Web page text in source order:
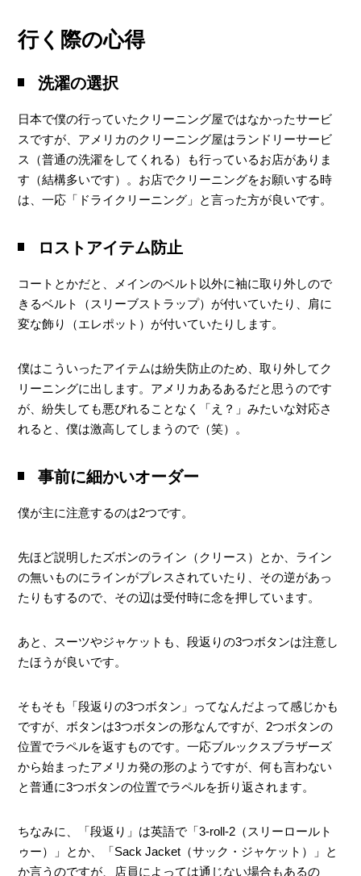
行く際の心得
洗濯の選択
日本で僕の行っていたクリーニング屋ではなかったサービ
スですが、アメリカのクリーニング屋はランドリーサービ
ス（普通の洗濯をしてくれる）も行っているお店がありま
す（結構多いです）。お店でクリーニングをお願いする時
は、一応「ドライクリーニング」と言った方が良いです。
ロストアイテム防止
コートとかだと、メインのベルト以外に袖に取り外しので
きるベルト（スリーブストラップ）が付いていたり、肩に
変な飾り（エレポット）が付いていたりします。
僕はこういったアイテムは紛失防止のため、取り外してク
リーニングに出します。アメリカあるあるだと思うのです
が、紛失しても悪びれることなく「え？」みたいな対応さ
れると、僕は激高してしまうので（笑）。
事前に細かいオーダー
僕が主に注意するのは2つです。
先ほど説明したズボンのライン（クリース）とか、ライン
の無いものにラインがプレスされていたり、その逆があっ
たりもするので、その辺は受付時に念を押しています。
あと、スーツやジャケットも、段返りの3つボタンは注意し
たほうが良いです。
そもそも「段返りの3つボタン」ってなんだよって感じかも
ですが、ボタンは3つボタンの形なんですが、2つボタンの
位置でラペルを返すものです。一応ブルックスブラザーズ
から始まったアメリカ発の形のようですが、何も言わない
と普通に3つボタンの位置でラペルを折り返されます。
ちなみに、「段返り」は英語で「3-roll-2（スリーロールト
ゥー）」とか、「Sack Jacket（サック・ジャケット）」と
か言うのですが、店員によっては通じない場合もあるの